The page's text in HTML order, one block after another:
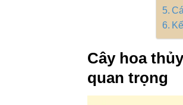
Cây hoa
quan trọng